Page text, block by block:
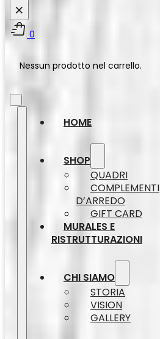
×
0
Nessun prodotto nel carrello.
HOME
SHOP
QUADRI
COMPLEMENTI
D’ARREDO
GIFT CARD
MURALES E
RISTRUTTURAZIONI
CHI SIAMO
STORIA
VISION
GALLERY